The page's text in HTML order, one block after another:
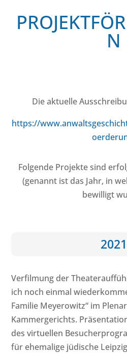
N
Die aktuelle
https://
Folgende Projekte sind
(genannt ist das Jahr, in
bewilligt
2021
Verfilmung der
ich noch einmal
Familie Meyerowitz“ im
Kammergerichts.
des virtuellen
für ehemalige jüdische